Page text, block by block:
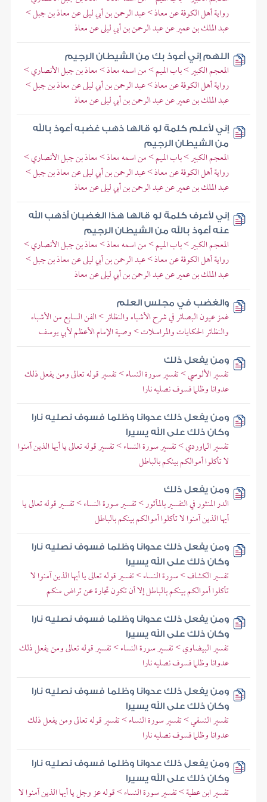
رواية أهل الكوفة عن معاذ > عبد الرحمن بن أبي ليلى عن معاذ بن جبل >
عبد الملك بن عمير عن عبد الرحمن بن أبي ليلى عن معاذ
اللهم إني أعوذ بك من الشيطان الرجيم
المعجم الكبير > باب الميم > من اسمه معاذ > معاذ بن جبل الأنصاري >
رواية أهل الكوفة عن معاذ > عبد الرحمن بن أبي ليلى عن معاذ بن جبل >
عبد الملك بن عمير عن عبد الرحمن بن أبي ليلى عن معاذ
إني لأعلم كلمة لو قالها ذهب غضبه أعوذ بالله
من الشيطان الرجيم
المعجم الكبير > باب الميم > من اسمه معاذ > معاذ بن جبل الأنصاري >
رواية أهل الكوفة عن معاذ > عبد الرحمن بن أبي ليلى عن معاذ بن جبل >
عبد الملك بن عمير عن عبد الرحمن بن أبي ليلى عن معاذ
إني لأعرف كلمة لو قالها هذا الغضبان أذهب الله
عنه أعوذ بالله من الشيطان الرجيم
المعجم الكبير > باب الميم > من اسمه معاذ > معاذ بن جبل الأنصاري >
رواية أهل الكوفة عن معاذ > عبد الرحمن بن أبي ليلى عن معاذ بن جبل >
عبد الملك بن عمير عن عبد الرحمن بن أبي ليلى عن معاذ
والغضب في مجلس العلم
غمز عيون البصائر في شرح الأشباه والنظائر > الفن السابع من الأشباه
والنظائر الحكايات والمراسلات > وصية الإمام الأعظم لأبي يوسف
ومن يفعل ذلك
تفسير الألوسي > تفسير سورة النساء > تفسير قوله تعالى ومن يفعل ذلك
عدوانا وظلما فسوف نصليه نارا
ومن يفعل ذلك عدوانا وظلما فسوف نصليه نارا
وكان ذلك على الله يسيرا
تفسير الماوردي > تفسير سورة النساء > تفسير قوله تعالى يا أيها الذين آمنوا
لا تأكلوا أموالكم بينكم بالباطل
ومن يفعل ذلك
الدر المنثور في التفسير بالمأثور > تفسير سورة النساء > تفسير قوله تعالى يا
أيها الذين آمنوا لا تأكلوا أموالكم بينكم بالباطل
ومن يفعل ذلك عدوانا وظلما فسوف نصليه نارا
وكان ذلك على الله يسيرا
تفسير الكشاف > سورة النساء > تفسير قوله تعالى يا أيها الذين آمنوا لا
تأكلوا أموالكم بينكم بالباطل إلا أن تكون تجارة عن تراض منكم
ومن يفعل ذلك عدوانا وظلما فسوف نصليه نارا
وكان ذلك على الله يسيرا
تفسير البيضاوي > تفسير سورة النساء > تفسير قوله تعالى ومن يفعل ذلك
عدوانا وظلما فسوف نصليه نارا
ومن يفعل ذلك عدوانا وظلما فسوف نصليه نارا
وكان ذلك على الله يسيرا
تفسير النسفي > تفسير سورة النساء > تفسير قوله تعالى ومن يفعل ذلك
عدوانا وظلما فسوف نصليه نارا
ومن يفعل ذلك عدوانا وظلما فسوف نصليه نارا
وكان ذلك على الله يسيرا
تفسير ابن عطية > تفسير سورة النساء > قوله عز وجل يا أيها الذين آمنوا لا